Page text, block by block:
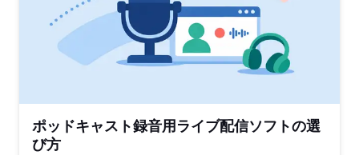
ポッドキャスト録音用ライブ配信ソフトの選
び方